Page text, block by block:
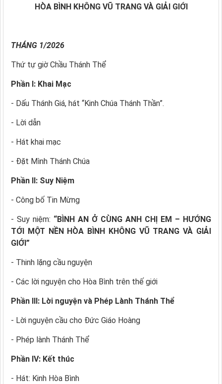
HÒA BÌNH KHÔNG VŨ TRANG VÀ GIẢI GIỚI
THÁNG 1/2026
Thứ tự giờ Chầu Thánh Thể
Phần I: Khai Mạc
- Dấu Thánh Giá, hát “Kinh Chúa Thánh Thần”.
- Lời dẫn
- Hát khai mạc
- Đặt Mình Thánh Chúa
Phần II: Suy Niệm
- Công bố Tin Mừng
- Suy niệm: “BÌNH AN Ở CÙNG ANH CHỊ EM – HƯỚNG
TỚI MỘT NỀN HÒA BÌNH KHÔNG VŨ TRANG VÀ GIẢI
GIỚI”
- Thinh lặng cầu nguyện
- Các lời nguyện cho Hòa Bình trên thế giới
Phần III: Lời nguyện và Phép Lành Thánh Thể
- Lời nguyện cầu cho Đức Giáo Hoàng
- Phép lành Thánh Thể
Phần IV: Kết thúc
- Hát: Kinh Hòa Bình